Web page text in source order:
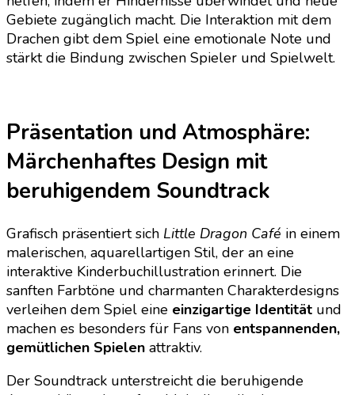
Gebiete zugänglich macht. Die Interaktion mit dem
Drachen gibt dem Spiel eine emotionale Note und
stärkt die Bindung zwischen Spieler und Spielwelt.
Präsentation und Atmosphäre:
Märchenhaftes Design mit
beruhigendem Soundtrack
Grafisch präsentiert sich Little Dragon Café in einem
malerischen, aquarellartigen Stil, der an eine
interaktive Kinderbuchillustration erinnert. Die
sanften Farbtöne und charmanten Charakterdesigns
verleihen dem Spiel eine einzigartige Identität und
machen es besonders für Fans von entspannenden,
gemütlichen Spielen attraktiv.
Der Soundtrack unterstreicht die beruhigende